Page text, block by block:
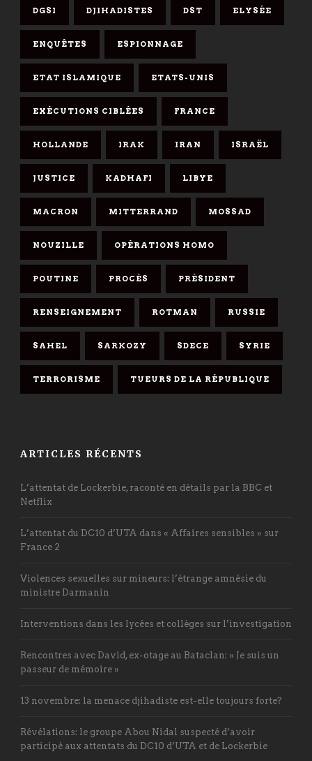
DGSI DJIHADISTES DST ELYSÉE
ENQUÊTES ESPIONNAGE
ETAT ISLAMIQUE ETATS-UNIS
EXÉCUTIONS CIBLÉES FRANCE
HOLLANDE IRAK IRAN ISRAËL
JUSTICE KADHAFI LIBYE
MACRON MITTERRAND MOSSAD
NOUZILLE OPÉRATIONS HOMO
POUTINE PROCÈS PRÉSIDENT
RENSEIGNEMENT ROTMAN RUSSIE
SAHEL SARKOZY SDECE SYRIE
TERRORISME TUEURS DE LA RÉPUBLIQUE
ARTICLES RÉCENTS
L’attentat de Lockerbie, raconté en détails par la BBC et
Netflix
L’attentat du DC10 d’UTA dans « Affaires sensibles » sur
France 2
Violences sexuelles sur mineurs: l’étrange amnésie du
ministre Darmanin
Interventions dans les lycées et collèges sur l’investigation
Rencontres avec David, ex-otage au Bataclan: « Je suis un
passeur de mémoire »
13 novembre: la menace djihadiste est-elle toujours forte?
Révélations: le groupe Abou Nidal suspecté d’avoir
participé aux attentats du DC10 d’UTA et de Lockerbie